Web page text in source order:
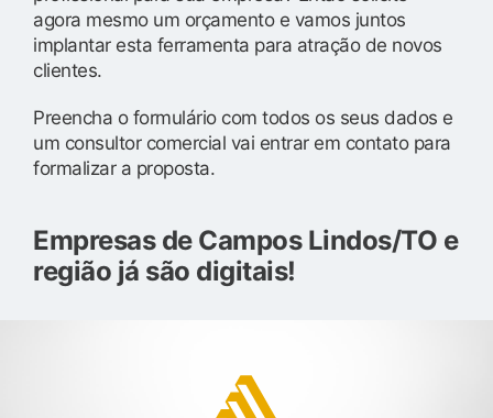
agora mesmo um orçamento e vamos juntos
implantar esta ferramenta para atração de novos
clientes.
Preencha o formulário com todos os seus dados e
um consultor comercial vai entrar em contato para
formalizar a proposta.
Empresas de Campos Lindos/TO e
região já são digitais!